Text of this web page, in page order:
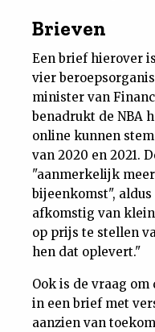
Brieven
Een brief hierover
vier
minister van
benadrukt de NBA
online kunnen
van 2020 en 2021.
"aanmerkelijk
bijeenkomst",
afkomstig van
op prijs te stellen
hen dat oplevert."
Ook is de vraag
in een brief met
aanzien van